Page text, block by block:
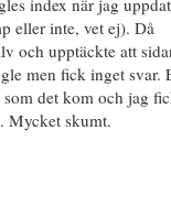
eller inte, vet ej). Då
och upptäckte att
men fick inget svar.
det kom och jag
Mycket skumt.